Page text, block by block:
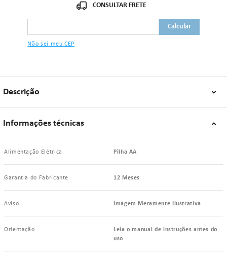
Não sei meu CEP
Descrição
Informações técnicas
Alimentação Elétrica Pilha AA
Garantia do Fabricante 12 Meses
Aviso Imagem Meramente Ilustrativa
Orientação
Leia o manual de instruções antes do
uso